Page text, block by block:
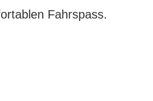
Fahrspass.